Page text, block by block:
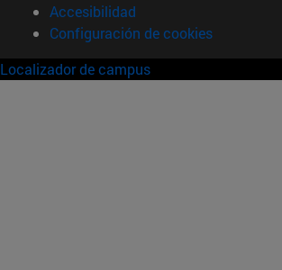
Accesibilidad
Configuración de cookies
Localizador de campus